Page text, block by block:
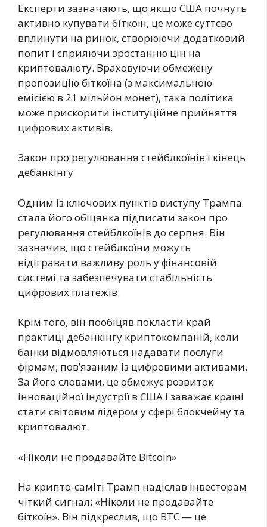
Експерти зазначають, що якщо США почнуть
активно купувати біткоїн, це може суттєво
вплинути на ринок, створюючи додатковий
попит і сприяючи зростанню цін на
криптовалюту. Враховуючи обмежену
пропозицію біткоїна (з максимальною
емісією в 21 мільйон монет), така політика
може прискорити інституційне прийняття
цифрових активів.
Закон про регулювання стейблкоїнів і кінець
дебанкінгу
Одним із ключових пунктів виступу Трампа
стала його обіцянка підписати закон про
регулювання стейблкоїнів до серпня. Він
зазначив, що стейблкоїни можуть
відігравати важливу роль у фінансовій
системі та забезпечувати стабільність
цифрових платежів.
Крім того, він пообіцяв покласти край
практиці дебанкінгу криптокомпаній, коли
банки відмовляються надавати послуги
фірмам, пов’язаним із цифровими активами.
За його словами, це обмежує розвиток
інноваційної індустрії в США і заважає країні
стати світовим лідером у сфері блокчейну та
криптовалют.
«Ніколи не продавайте Bitcoin»
На крипто-саміті Трамп надіслав інвесторам
чіткий сигнал: «Ніколи не продавайте
біткоїн». Він підкреслив, що BTC — це